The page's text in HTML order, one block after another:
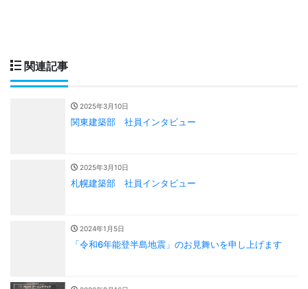
関連記事
2025年3月10日
関東建築部 社員インタビュー
2025年3月10日
札幌建築部 社員インタビュー
2024年1月5日
「令和6年能登半島地震」のお見舞いを申し上げます